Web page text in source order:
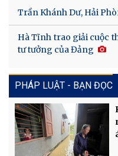
Trần Khánh Dư, Hải
Hà Tĩnh trao giải cuộc
tư tưởng của Đảng
PHÁP LUẬT - BẠN ĐỌC